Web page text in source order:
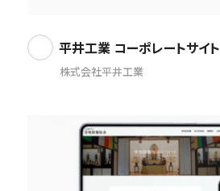
平井工業 コーポレートサイト
株式会社平井工業